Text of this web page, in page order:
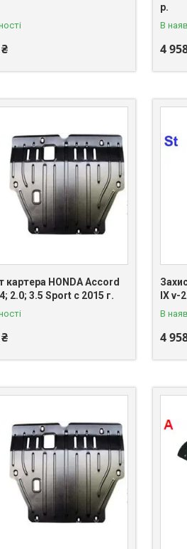
р.
В
4
картера HONDA Accord
2.0; 3.5 Sport с 2015 г.
IX v-
В
4